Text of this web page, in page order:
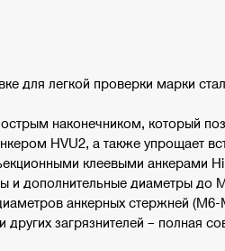
для легкой проверки марки
наконечником, который
HVU2, а также упрощает
клеевыми анкерами
и дополнительные диаметры до
анкерных стержней (M6-
загрязнителей – полная